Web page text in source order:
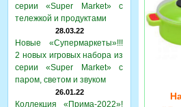
серии «Super Market» с
тележкой и продуктами
28.03.22
Новые «Супермаркеты»!!!
2 новых игровых набора из
серии «Super Market» с
паром, светом и звуком
26.01.22
Коллекция «Прима-2022»!